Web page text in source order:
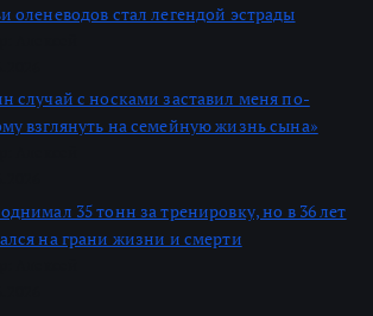
оленеводов стал легендой эстрады
случай с носками заставил меня по-
взглянуть на семейную жизнь сына»
35 тонн за тренировку, но в 36 лет
на грани жизни и смерти